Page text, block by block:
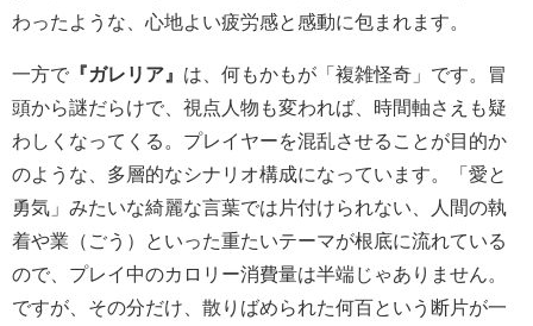
わったような、心地よい疲労感と感動に包まれます。
一方で 『ガレリア』 は、何もかもが「複雑怪奇」です。冒
頭から謎だらけで、視点人物も変われば、時間軸さえも疑
わしくなってくる。プレイヤーを混乱させることが目的か
のような、多層的なシナリオ構成になっています。「愛と
勇気」みたいな綺麗な言葉では片付けられない、人間の執
着や業（ごう）といった重たいテーマが根底に流れている
ので、プレイ中のカロリー消費量は半端じゃありません。
ですが、その分だけ、散りばめられた何百という断片が一